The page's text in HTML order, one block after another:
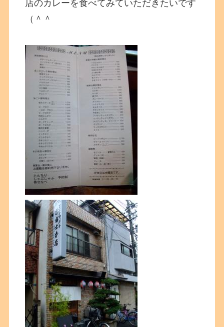
店のカレーを食べてみていただきたいです
（＾＾